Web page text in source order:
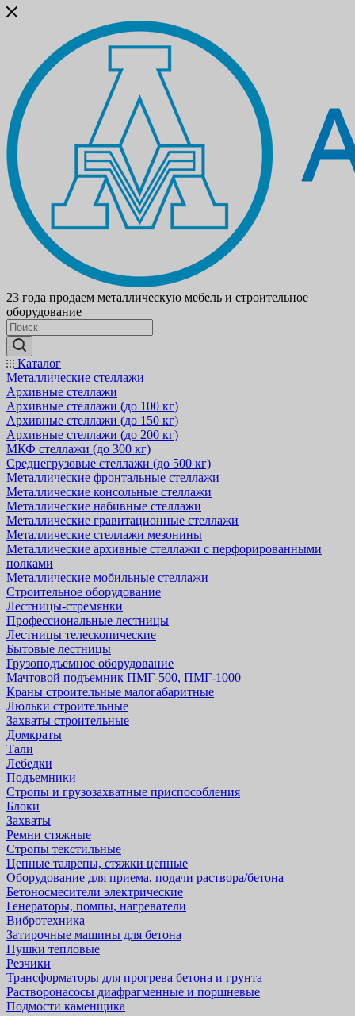
23 года продаем металлическую мебель и строительное
оборудование
Каталог
Металлические стеллажи
Архивные стеллажи
Архивные стеллажи (до 100 кг)
Архивные стеллажи (до 150 кг)
Архивные стеллажи (до 200 кг)
МКФ стеллажи (до 300 кг)
Среднегрузовые стеллажи (до 500 кг)
Металлические фронтальные стеллажи
Металлические консольные стеллажи
Металлические набивные стеллажи
Металлические гравитационные стеллажи
Металлические стеллажи мезонины
Металлические архивные стеллажи с перфорированными
полками
Металлические мобильные стеллажи
Строительное оборудование
Лестницы-стремянки
Профессиональные лестницы
Лестницы телескопические
Бытовые лестницы
Грузоподъемное оборудование
Мачтовой подъемник ПМГ-500, ПМГ-1000
Краны строительные малогабаритные
Люльки строительные
Захваты строительные
Домкраты
Тали
Лебедки
Подъемники
Стропы и грузозахватные приспособления
Блоки
Захваты
Ремни стяжные
Стропы текстильные
Цепные талрепы, стяжки цепные
Оборудование для приема, подачи раствора/бетона
Бетоносмесители электрические
Генераторы, помпы, нагреватели
Вибротехника
Затирочные машины для бетона
Пушки тепловые
Резчики
Трансформаторы для прогрева бетона и грунта
Растворонасосы диафрагменные и поршневые
Подмости каменщика